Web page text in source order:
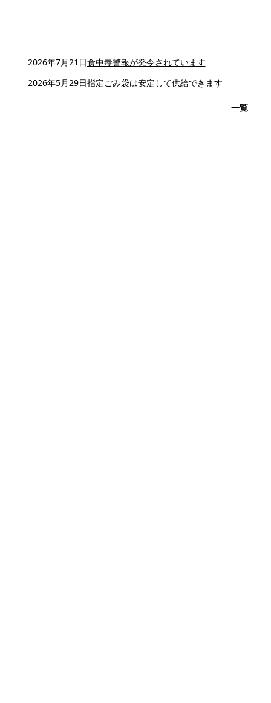
2026年7月21日食中毒警報が発令されています
2026年5月29日指定ごみ袋は安定して供給できます
一覧